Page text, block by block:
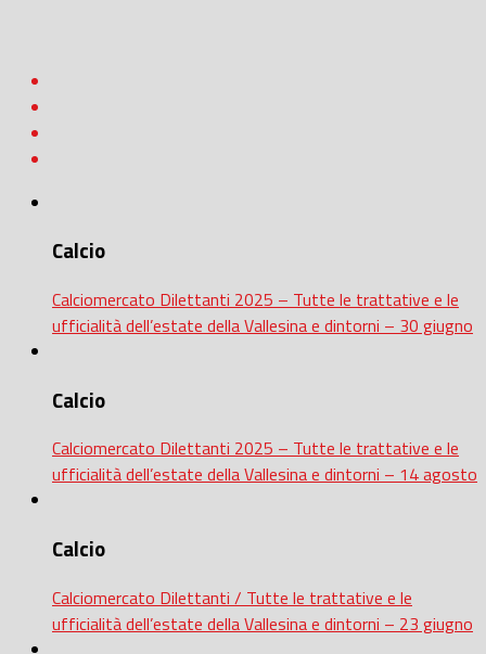
Calcio
Calciomercato Dilettanti 2025 – Tutte le trattative e le
ufficialità dell’estate della Vallesina e dintorni – 30 giugno
Calcio
Calciomercato Dilettanti 2025 – Tutte le trattative e le
ufficialità dell’estate della Vallesina e dintorni – 14 agosto
Calcio
Calciomercato Dilettanti / Tutte le trattative e le
ufficialità dell’estate della Vallesina e dintorni – 23 giugno